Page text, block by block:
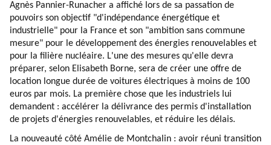
Agnès Pannier-Runacher a affiché lors de sa passation de
pouvoirs son objectif "d'indépendance énergétique et
industrielle" pour la France et son "ambition sans commune
mesure" pour le développement des énergies renouvelables et
pour la filière nucléaire. L'une des mesures qu'elle devra
préparer, selon Elisabeth Borne, sera de créer une offre de
location longue durée de voitures électriques à moins de 100
euros par mois. La première chose que les industriels lui
demandent : accélérer la délivrance des permis d'installation
de projets d'énergies renouvelables, et réduire les délais.
La nouveauté côté Amélie de Montchalin : avoir réuni transition